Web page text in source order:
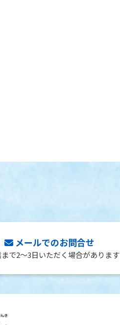
メールでのお問合せ
で2～3日いただく場合があります